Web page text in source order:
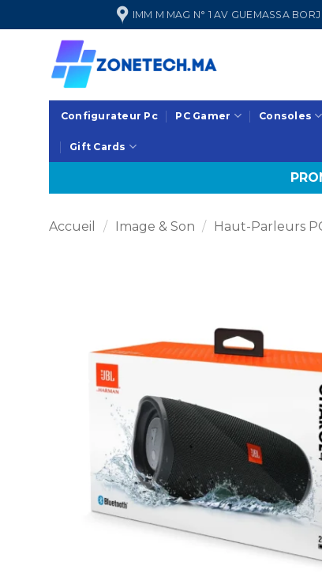
au
IMM M MAG N° 1 AV GUEMASSA
Configurateur Pc PC Gamer Consoles
Gift Cards
Accueil / Image & Son / Haut-Parleurs